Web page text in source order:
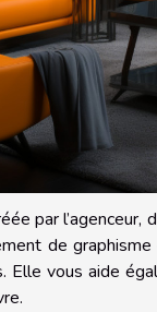
par
de
Elle vous aide